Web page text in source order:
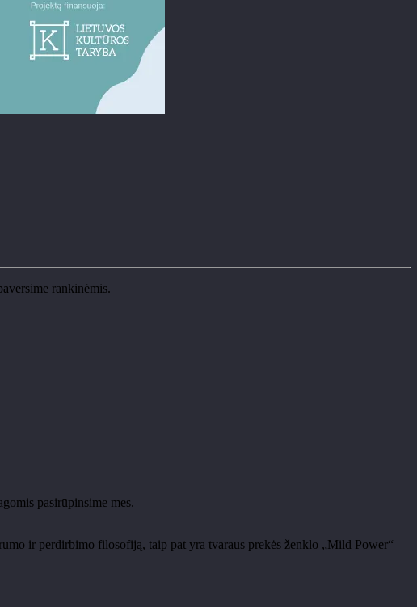
rankinėmis.
pasirūpinsime mes.
ir perdirbimo filosofiją, taip pat yra tvaraus prekės ženklo „Mild Power“